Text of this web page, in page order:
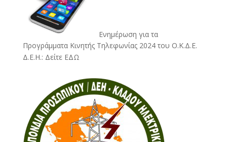
Ενημέρωση για τα
Προγράμματα Κινητής Τηλεφωνίας 2024 του Ο.Κ.Δ.Ε.
Δ.Ε.Η.: Δείτε ΕΔΩ